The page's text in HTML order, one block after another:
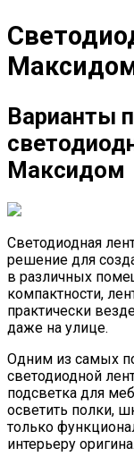
Варианты
Максидом
Светодиодная
решение для
в различных
компактности,
практически
даже на улице.
Одним из самых
светодиодной
подсветка для
осветить полки,
только
интерьеру